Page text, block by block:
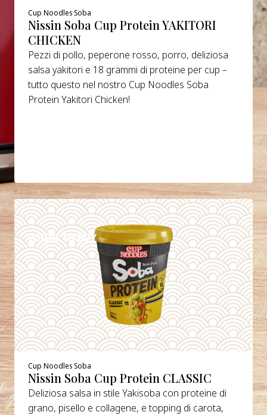
Cup Noodles Soba
Nissin Soba Cup Protein YAKITORI
CHICKEN
Pezzi di pollo, peperone rosso, porro, deliziosa
salsa yakitori e 18 grammi di proteine per cup –
tutto questo nel nostro Cup Noodles Soba
Protein Yakitori Chicken!
WHERE TO BUY
DETAILS
Cup Noodles Soba
Nissin Soba Cup Protein CLASSIC
Deliziosa salsa in stile Yakisoba con proteine di
grano, pisello e collagene, e topping di carota,